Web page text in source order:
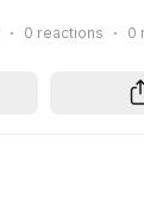
0 reactions 0